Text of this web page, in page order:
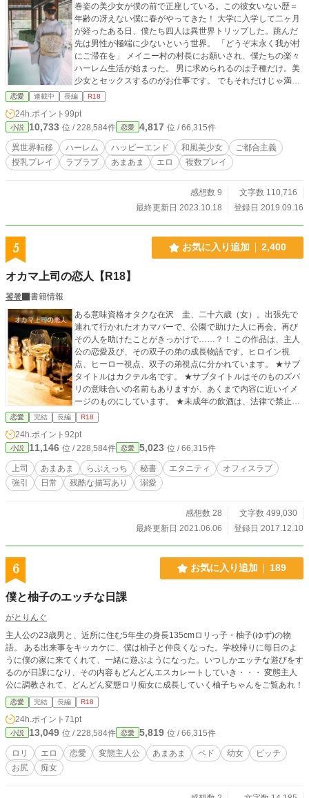
巻姿の美少女が僕の前で正座している。この彼女いない歴＝
年齢の冴えない僕に春がやってきた！ 大学に入学して二ヶ月
が経ったある日、僕たち四人は異世界トリップした。跳んだ
先は男性が極端に少ないという世界。 「どうぞ末永く我が村
にご滞在を」 メイニー村の村長にお願いされ、僕たちの楽々
ハーレム生活が始まった。 男に求められるのは子種だけ。美
少女とセックスするのがお仕事です。 でもそれだけじゃ満足
できなかった他のメンバーは……？ ご都合主義。主人公であ
る「僕」は安定のハッピーエンド仕様。らぶいちゃエロで
す。よろしく。 ※ノクターンノベルズからの転載です。 げっ
すーさん主催企画【ノクタムーン交流戦】（2018/10）参加
作品です。
恋愛 連載中 長編 R18
24h.ポイント 99pt
小説 10,733 位 / 228,584件 恋愛 4,817 位 / 66,315件
異世界転移 ハーレム ハッピーエンド 和風美少女
ご都合主義
授乳プレイ
ラブラブ あまあま エロ 複数プレイ
感想数 9
文字数 110,716
最終更新日 2023.10.18
登録日 2019.09.16
5 お気に入り追加 2,400
オカマ上司の恋人【R18】
饕餮
書籍情報
ある意味資格オタクな在沢 圭、二十六歳（女）。出張先で
連れて行かれたオカマバーで、公園で助けた人に再会。再び
その人を助けたことがきっかけで……？！ この作品は、主人
公の恋愛及び、その双子の弟の成長物語です。ヒロイン視
点、ヒーロー視点、双子の弟視点に分かれています。 ★サブ
タイトルはカクテル名です。 ★サブタイトルはそのものズバ
リの意味合いの名前もありますが、あくまで内容に近いイメ
ージのものにしています。 ★未成年の飲酒は、法律で禁止さ
れています。 ★一部、残酷な描写やレイプ表現があり、サブ
タイの後ろに★印をつけています。苦手な方はご注意くださ
い。 ★この物語はフィクションです。実在の人物及び団体等
とは一切関係ありません。 ★ｉｆ作品 もしも、あの時◯◯だ
ったら。そういう思いで書いた作品ですので、「相手が本編
の二人じゃないと嫌！」という方は、そのままバックでお願
いします。 もちろん条件付きです。 ★条件１ 圭が泪と出会
ご注意ください。
恋愛 完結 長編 R18
24h.ポイント 92pt
小説 11,146 位 / 228,584件 恋愛 5,023 位 / 66,315件
上司 あまあま らぶえっち 秘書 エタニティ
オフィスラブ
強引
日常 残酷な描写あり 溺愛
感想数 28
文字数 499,030
最終更新日 2021.06.06
登録日 2017.12.10
6 お気に入り追加 189
僕と柚子のエッチな日課
がとりんぐ
主人公の23歳男と、近所に住む5年生の身長135cmロリっ子・柚子(ゆず)の物
語。 ある出来事をキッカケに、僕は柚子と仲良くなった。学校帰りに毎日のよ
うに僕の家に来てくれて、一緒に遊ぶようになった。いつしかエッチな遊びをす
るのが日課になり、その内容もどんどんエスカレートしていき・・・ 変態主人
公に調教されて、どんどん変態ロリ痴女に成長していく柚子ちゃんをご覧あれ！
恋愛 完結 長編 R18
24h.ポイント 71pt
小説 13,049 位 / 228,584件 恋愛 5,819 位 / 66,315件
ロリ エロ 恋愛 変態主人公 あまあま ペド 幼女
ビッチ
お尻
痴女